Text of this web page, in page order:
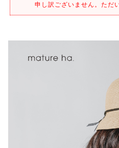
申し訳ございません。ただ